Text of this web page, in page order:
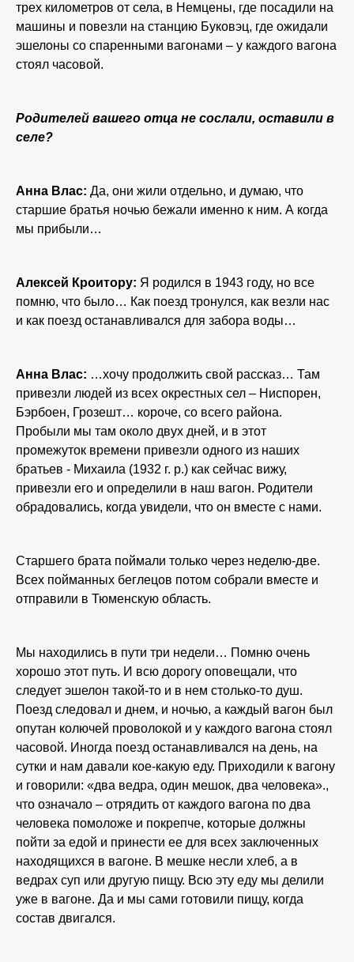
трех километров от села, в Немцены, где посадили на
машины и повезли на станцию Буковэц, где ожидали
эшелоны со спаренными вагонами – у каждого вагона
стоял часовой.
Родителей вашего отца не сослали, оставили в
селе?
Анна Влас: Да, они жили отдельно, и думаю, что
старшие братья ночью бежали именно к ним. А когда
мы прибыли…
Алексей Кроитору: Я родился в 1943 году, но все
помню, что было… Как поезд тронулся, как везли нас
и как поезд останавливался для забора воды…
Анна Влас: …хочу продолжить свой рассказ… Там
привезли людей из всех окрестных сел – Ниспорен,
Бэрбоен, Грозешт… короче, со всего района.
Пробыли мы там около двух дней, и в этот
промежуток времени привезли одного из наших
братьев - Михаила (1932 г. р.) как сейчас вижу,
привезли его и определили в наш вагон. Родители
обрадовались, когда увидели, что он вместе с нами.
Старшего брата поймали только через неделю-две.
Всех пойманных беглецов потом собрали вместе и
отправили в Тюменскую область.
Мы находились в пути три недели… Помню очень
хорошо этот путь. И всю дорогу оповещали, что
следует эшелон такой-то и в нем столько-то душ.
Поезд следовал и днем, и ночью, а каждый вагон был
опутан колючей проволокой и у каждого вагона стоял
часовой. Иногда поезд останавливался на день, на
сутки и нам давали кое-какую еду. Приходили к вагону
и говорили: «два ведра, один мешок, два человека».,
что означало – отрядить от каждого вагона по два
человека помоложе и покрепче, которые должны
пойти за едой и принести ее для всех заключенных
находящихся в вагоне. В мешке несли хлеб, а в
ведрах суп или другую пищу. Всю эту еду мы делили
уже в вагоне. Да и мы сами готовили пищу, когда
состав двигался.